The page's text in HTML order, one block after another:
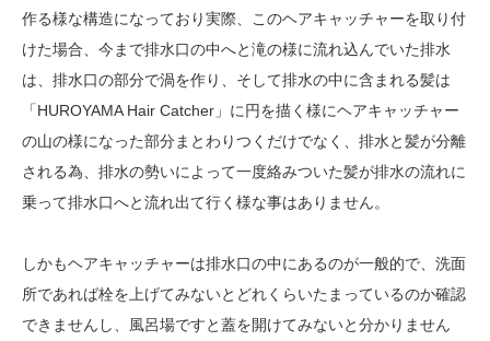
作る様な構造になっており実際、このヘアキャッチャーを取り付
けた場合、今まで排水口の中へと滝の様に流れ込んでいた排水
は、排水口の部分で渦を作り、そして排水の中に含まれる髪は
「HUROYAMA Hair Catcher」に円を描く様にヘアキャッチャー
の山の様になった部分まとわりつくだけでなく、排水と髪が分離
される為、排水の勢いによって一度絡みついた髪が排水の流れに
乗って排水口へと流れ出て行く様な事はありません。
しかもヘアキャッチャーは排水口の中にあるのが一般的で、洗面
所であれば栓を上げてみないとどれくらいたまっているのか確認
できませんし、風呂場ですと蓋を開けてみないと分かりません